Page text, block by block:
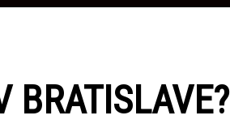
BRATISLAVE?